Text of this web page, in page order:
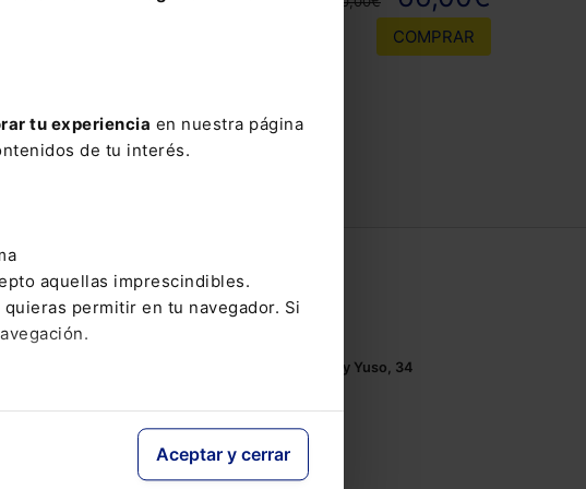
tu experiencia en nuestra página
de tu interés.
aquellas imprescindibles.
permitir en tu navegador. Si
Aceptar y cerrar
COMPRAR
Contacto
Tel.: 91 210 80 00
Monasterios de Suso y Yuso, 34